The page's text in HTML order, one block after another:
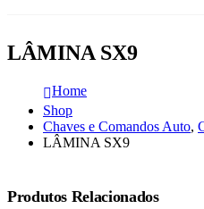
LÂMINA SX9
Home
Shop
Chaves e Comandos Auto,
LÂMINA SX9
Produtos Relacionados